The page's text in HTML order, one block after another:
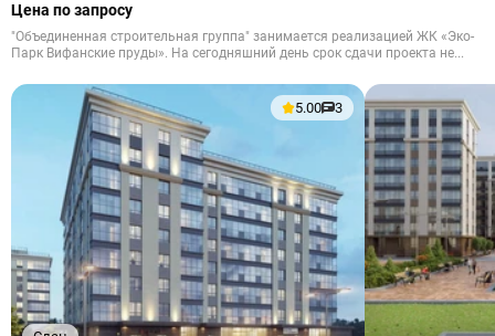
Цена по запросу
"Объединенная строительная группа" занимается реализацией ЖК «Эко-
Парк Вифанские пруды». На сегодняшний день срок сдачи проекта не...
5.00 3